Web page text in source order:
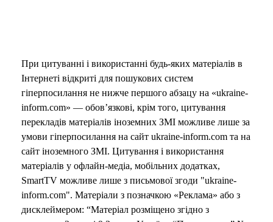
При цитуванні і використанні будь-яких матеріалів в
Інтернеті відкриті для пошукових систем
гіперпосилання не нижче першого абзацу на «ukraine-
inform.com» — обов’язкові, крім того, цитування
перекладів матеріалів іноземних ЗМІ можливе лише за
умови гіперпосилання на сайт ukraine-inform.com та на
сайт іноземного ЗМІ. Цитування і використання
матеріалів у офлайн-медіа, мобільних додатках,
SmartTV можливе лише з письмової згоди "ukraine-
inform.com". Матеріали з позначкою «Реклама» або з
дисклеймером: “Матеріал розміщено згідно з